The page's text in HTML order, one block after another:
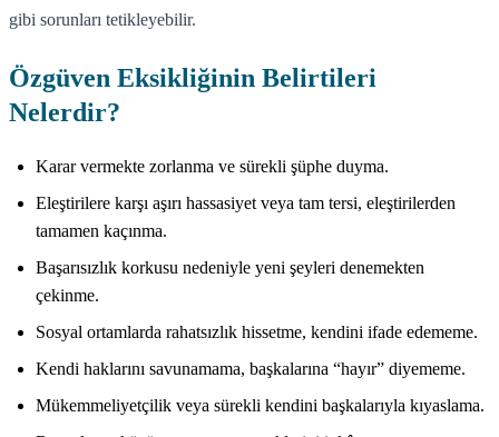
gibi sorunları tetikleyebilir.
Özgüven Eksikliğinin Belirtileri
Nelerdir?
Karar vermekte zorlanma ve sürekli şüphe duyma.
Eleştirilere karşı aşırı hassasiyet veya tam tersi, eleştirilerden
tamamen kaçınma.
Başarısızlık korkusu nedeniyle yeni şeyleri denemekten
çekinme.
Sosyal ortamlarda rahatsızlık hissetme, kendini ifade edememe.
Kendi haklarını savunamama, başkalarına “hayır” diyememe.
Mükemmeliyetçilik veya sürekli kendini başkalarıyla kıyaslama.